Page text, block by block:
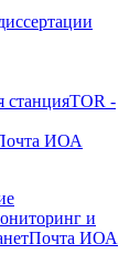
станцияTOR -
ИОА
и
Почта ИОА